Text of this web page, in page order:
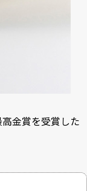
金賞を受賞した